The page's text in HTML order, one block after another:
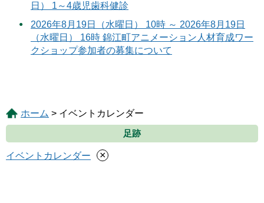
日） 1～4歳児歯科健診
2026年8月19日（水曜日） 10時 ～ 2026年8月19日
（水曜日） 16時 錦江町アニメーション人材育成ワー
クショップ参加者の募集について
ホーム > イベントカレンダー
足跡
イベントカレンダー ×